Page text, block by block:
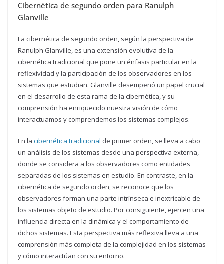
Cibernética de segundo orden para Ranulph
Glanville
La cibernética de segundo orden, según la perspectiva de
Ranulph Glanville, es una extensión evolutiva de la
cibernética tradicional que pone un énfasis particular en la
reflexividad y la participación de los observadores en los
sistemas que estudian. Glanville desempeñó un papel crucial
en el desarrollo de esta rama de la cibernética, y su
comprensión ha enriquecido nuestra visión de cómo
interactuamos y comprendemos los sistemas complejos.
En la cibernética tradicional de primer orden, se lleva a cabo
un análisis de los sistemas desde una perspectiva externa,
donde se considera a los observadores como entidades
separadas de los sistemas en estudio. En contraste, en la
cibernética de segundo orden, se reconoce que los
observadores forman una parte intrínseca e inextricable de
los sistemas objeto de estudio. Por consiguiente, ejercen una
influencia directa en la dinámica y el comportamiento de
dichos sistemas. Esta perspectiva más reflexiva lleva a una
comprensión más completa de la complejidad en los sistemas
y cómo interactúan con su entorno.